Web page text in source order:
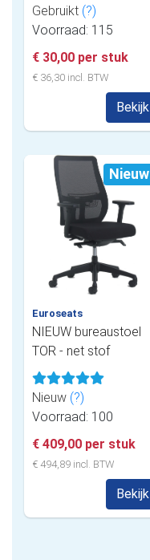
Gebruikt (?)
Voorraad: 115
€ 30,00 per stuk
€ 36,30 incl. BTW
Bekijk
Nieuw
Euroseats
NIEUW bureaustoel
TOR - net stof
Nieuw (?)
Voorraad: 100
€ 409,00 per stuk
€ 494,89 incl. BTW
Bekijk